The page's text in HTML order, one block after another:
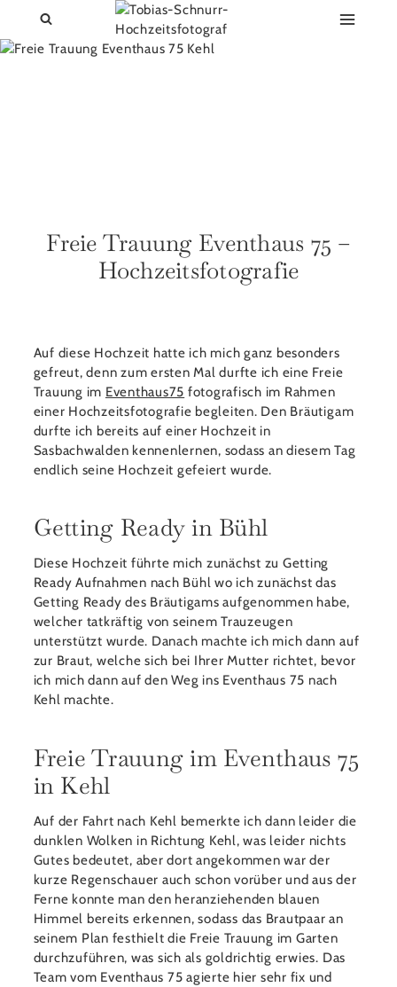
springen
Freie Trauung Eventhaus 75 –
Hochzeitsfotografie
Auf diese Hochzeit hatte ich mich ganz besonders
gefreut, denn zum ersten Mal durfte ich eine Freie
Trauung im Eventhaus75 fotografisch im Rahmen
einer Hochzeitsfotografie begleiten. Den Bräutigam
durfte ich bereits auf einer Hochzeit in
Sasbachwalden kennenlernen, sodass an diesem Tag
endlich seine Hochzeit gefeiert wurde.
Getting Ready in Bühl
Diese Hochzeit führte mich zunächst zu Getting
Ready Aufnahmen nach Bühl wo ich zunächst das
Getting Ready des Bräutigams aufgenommen habe,
welcher tatkräftig von seinem Trauzeugen
unterstützt wurde. Danach machte ich mich dann auf
zur Braut, welche sich bei Ihrer Mutter richtet, bevor
ich mich dann auf den Weg ins Eventhaus 75 nach
Kehl machte.
Freie Trauung im Eventhaus 75
in Kehl
Auf der Fahrt nach Kehl bemerkte ich dann leider die
dunklen Wolken in Richtung Kehl, was leider nichts
Gutes bedeutet, aber dort angekommen war der
kurze Regenschauer auch schon vorüber und aus der
Ferne konnte man den heranziehenden blauen
Himmel bereits erkennen, sodass das Brautpaar an
seinem Plan festhielt die Freie Trauung im Garten
durchzuführen, was sich als goldrichtig erwies. Das
Team vom Eventhaus 75 agierte hier sehr fix und